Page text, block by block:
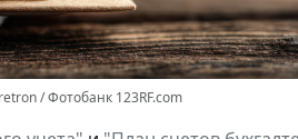
/ Фотобанк 123RF.com